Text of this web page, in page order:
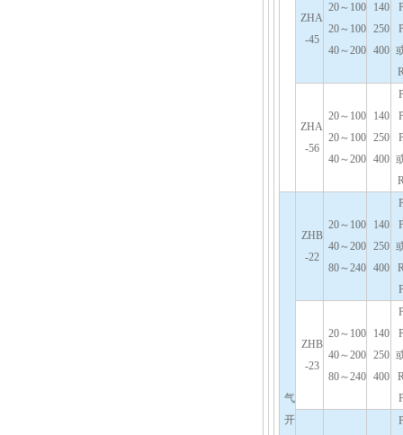
ZHA
-45
20～100
20～100
40～200
140
250
400
ZHA
-56
20～100
20～100
40～200
140
250
400
气
开
ZHB
-22
20～100
40～200
80～240
140
250
400
ZHB
-23
20～100
40～200
80～240
140
250
400